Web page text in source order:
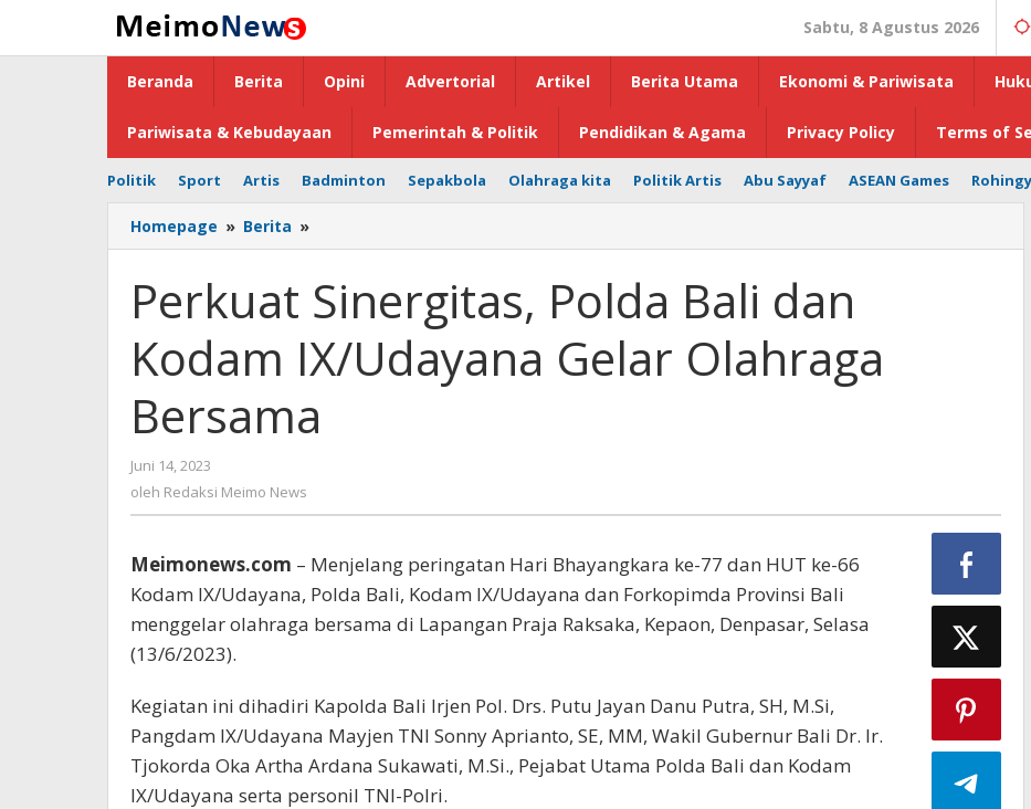
konten
Sabtu, 8 Agustus 2026
Beranda Berita Opini Advertorial Artikel Berita Utama Ekonomi & Pariwisata
Pariwisata & Kebudayaan Pemerintah & Politik Pendidikan & Agama Privacy Policy Terms of
Politik Sport Artis Badminton Sepakbola Olahraga kita Politik Artis Abu Sayyaf ASEAN Games
Homepage » Berita »
Sinergitas,
Bali
dan
Kodam
IX/Udayana
Olahraga
Bersama
Perkuat Sinergitas, Polda Bali dan
Kodam IX/Udayana Gelar Olahraga
Bersama
Juni 14, 2023
Redaksi
oleh Redaksi Meimo News
Meimonews.com – Menjelang peringatan Hari Bhayangkara ke-77 dan HUT ke-66
Kodam IX/Udayana, Polda Bali, Kodam IX/Udayana dan Forkopimda Provinsi Bali
menggelar olahraga bersama di Lapangan Praja Raksaka, Kepaon, Denpasar, Selasa
(13/6/2023).
Kegiatan ini dihadiri Kapolda Bali Irjen Pol. Drs. Putu Jayan Danu Putra, SH, M.Si,
Pangdam IX/Udayana Mayjen TNI Sonny Aprianto, SE, MM, Wakil Gubernur Bali Dr. Ir.
Tjokorda Oka Artha Ardana Sukawati, M.Si., Pejabat Utama Polda Bali dan Kodam
IX/Udayana serta personil TNI-Polri.